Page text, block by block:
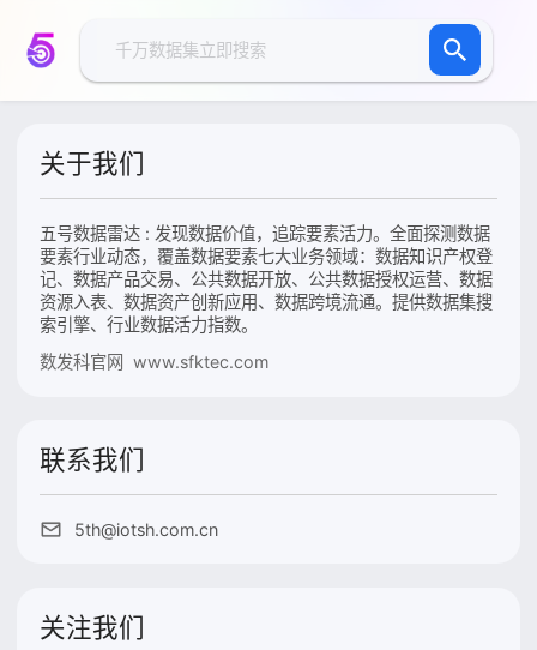
关于我们
五号数据雷达 : 发现数据价值，追踪要素活力。全面探测数据
要素行业动态，覆盖数据要素七大业务领域：数据知识产权登
记、数据产品交易、公共数据开放、公共数据授权运营、数据
资源入表、数据资产创新应用、数据跨境流通。提供数据集搜
索引擎、行业数据活力指数。
数发科官网 www.sfktec.com
联系我们
5th@iotsh.com.cn
关注我们